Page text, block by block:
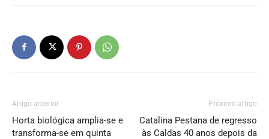
Artigo anterior
Horta biológica amplia-se e
transforma-se em quinta
Próximo artigo
Catalina Pestana de regresso
às Caldas 40 anos depois da